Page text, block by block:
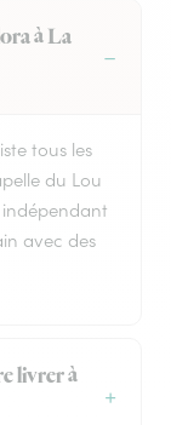
à La
tous les
du Lou
avec des
livrer à